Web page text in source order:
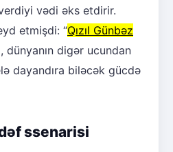
vədi əks etdirir.
etmişdi: “Qızıl Günbəz
digər ucundan
dayandıra biləcək gücdə
ssenarisi